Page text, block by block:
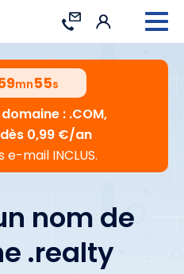
Contact Connexion
mn54s
: .COM,
dès 0,99 €/an
mail INCLUS.
nom de
.realty